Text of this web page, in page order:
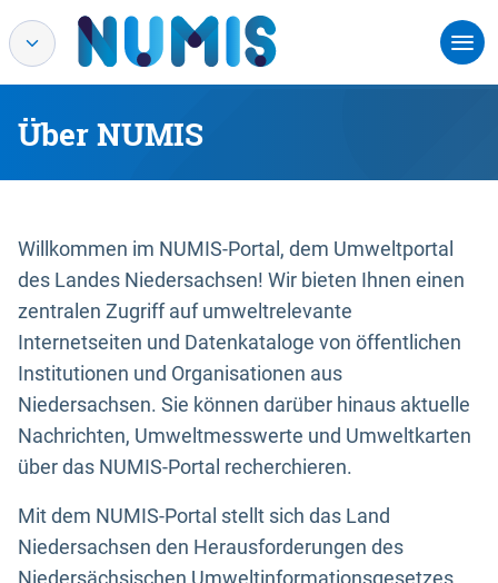
Über NUMIS
Willkommen im NUMIS-Portal, dem Umweltportal
des Landes Niedersachsen! Wir bieten Ihnen einen
zentralen Zugriff auf umweltrelevante
Internetseiten und Datenkataloge von öffentlichen
Institutionen und Organisationen aus
Niedersachsen. Sie können darüber hinaus aktuelle
Nachrichten, Umweltmesswerte und Umweltkarten
über das NUMIS-Portal recherchieren.
Mit dem NUMIS-Portal stellt sich das Land
Niedersachsen den Herausforderungen des
Niedersächsischen Umweltinformationsgesetzes